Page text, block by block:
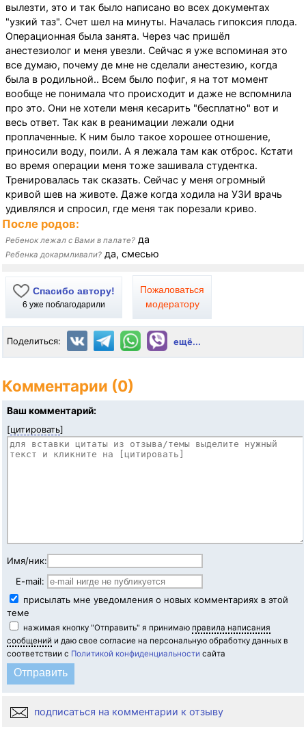
вылезти, это и так было написано во всех документах
"узкий таз". Счет шел на минуты. Началась гипоксия плода.
Операционная была занята. Через час пришёл
анестезиолог и меня увезли. Сейчас я уже вспоминая это
все думаю, почему де мне не сделали анестезию, когда
была в родильной.. Всем было пофиг, я на тот момент
вообще не понимала что происходит и даже не вспомнила
про это. Они не хотели меня кесарить "бесплатно" вот и
весь ответ. Так как в реанимации лежали одни
проплаченные. К ним было такое хорошее отношение,
приносили воду, поили. А я лежала там как отброс. Кстати
во время операции меня тоже зашивала студентка.
Тренировалась так сказать. Сейчас у меня огромный
кривой шев на животе. Даже когда ходила на УЗИ врачь
удивлялся и спросил, где меня так порезали криво.
После родов:
Ребенок лежал с Вами в палате? да
Ребенка докармливали? да, смесью
Спасибо автору!
6 уже поблагодарили
Пожаловаться
модератору
Поделиться: ещё...
Комментарии (0)
Ваш комментарий:
[цитировать]
Имя/ник:
E-mail:
присылать мне уведомления о новых комментариях в этой
теме
нажимая кнопку "Отправить" я принимаю правила написания
сообщений и даю свое согласие на персональную обработку данных в
соответствии с Политикой конфиденциальности сайта
подписаться на комментарии к отзыву